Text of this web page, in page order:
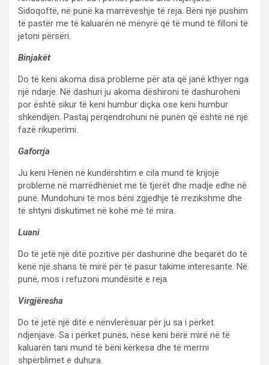
Sidoqoftë, në punë ka marrëveshje të reja. Bëni një pushim
të pastër me të kaluarën në mënyrë që të mund të filloni të
jetoni përsëri.
Binjakët
Do të keni akoma disa probleme për ata që janë kthyer nga
një ndarje. Në dashuri ju akoma dëshironi të dashuroheni
por është sikur të keni humbur diçka ose keni humbur
shkëndijën. Pastaj përqendrohuni në punën që është në një
fazë rikuperimi.
Gaforrja
Ju keni Hënën në kundërshtim e cila mund të krijojë
probleme në marrëdhëniet me të tjerët dhe madje edhe në
punë. Mundohuni të mos bëni zgjedhje të rrezikshme dhe
të shtyni diskutimet në kohë më të mira.
Luani
Do të jetë një ditë pozitive për dashurinë dhe beqarët do të
kenë një shans të mirë për të pasur takime interesante. Në
punë, mos i refuzoni mundësitë e reja.
Virgjëresha
Do të jetë një ditë e nënvlerësuar për ju sa i përket
ndjenjave. Sa i përket punës, nëse keni bërë mirë në të
kaluarën tani mund të bëni kërkesa dhe të merrni
shpërblimet e duhura.